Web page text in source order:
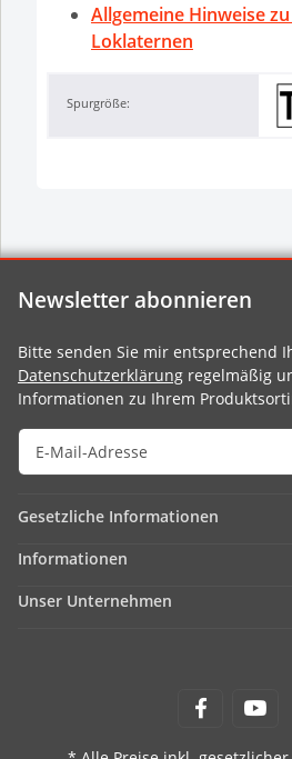
Allgemeine Hinweise
Loklaternen
Spurgröße:
Newsletter abonnieren
Bitte senden Sie mir entsprechend
Datenschutzerklärung regelmäßig
Informationen zu Ihrem
Gesetzliche Informationen
Informationen
Unser Unternehmen